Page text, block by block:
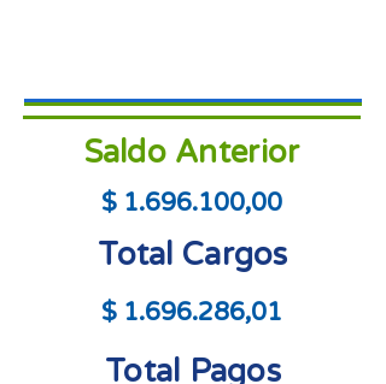
Saldo Anterior
$ 1.696.100,00
Total Cargos
$ 1.696.286,01
Total Pagos